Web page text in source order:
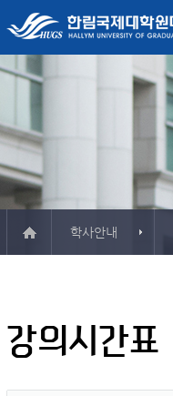
미션, 비전, 핵심가치
결산공고
추경예산공고
한국연구전공
글로벌정치‧한국연구소
자료실
학사안내
강의시간표